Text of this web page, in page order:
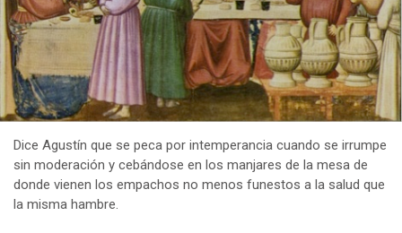
Dice Agustín que se peca por intemperancia cuando se irrumpe
sin moderación y cebándose en los manjares de la mesa de
donde vienen los empachos no menos funestos a la salud que
la misma hambre.